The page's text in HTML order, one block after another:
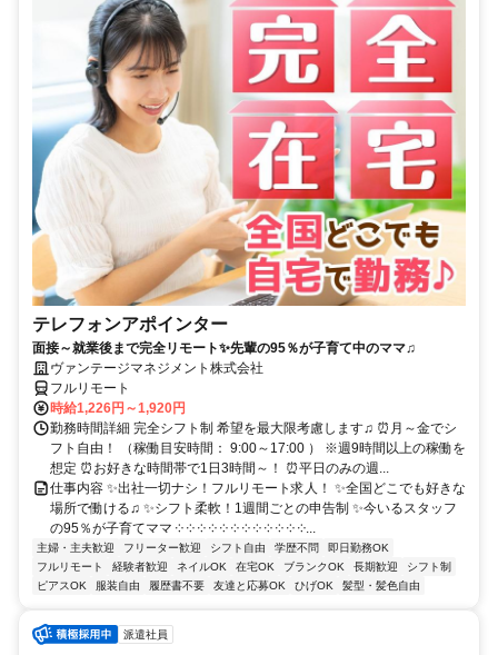
テレフォンアポインター
面接～就業後まで完全リモート✨先輩の95％が子育て中のママ♫
ヴァンテージマネジメント株式会社
フルリモート
時給1,226円～1,920円
勤務時間詳細 完全シフト制 希望を最大限考慮します♫ ⏰月～金でシ
フト自由！ （稼働目安時間： 9:00～17:00 ） ※週9時間以上の稼働を
想定 ⏰お好きな時間帯で1日3時間～！ ⏰平日のみの週...
仕事内容 ✨出社一切ナシ！フルリモート求人！ ✨全国どこでも好きな
場所で働ける♫ ✨シフト柔軟！1週間ごとの申告制 ✨今いるスタッフ
の95％が子育てママ ༶ ༶ ༶ ༶ ༶ ༶ ༶ ༶ ༶ ༶ ༶ ༶...
主婦・主夫歓迎 フリーター歓迎 シフト自由 学歴不問
即日勤務OK
フルリモート
経験者歓迎 ネイルOK 在宅OK ブランクOK 長期歓迎
シフト制
ピアスOK
服装自由 履歴書不要 友達と応募OK ひげOK 髪型・髪色自由
派遣社員